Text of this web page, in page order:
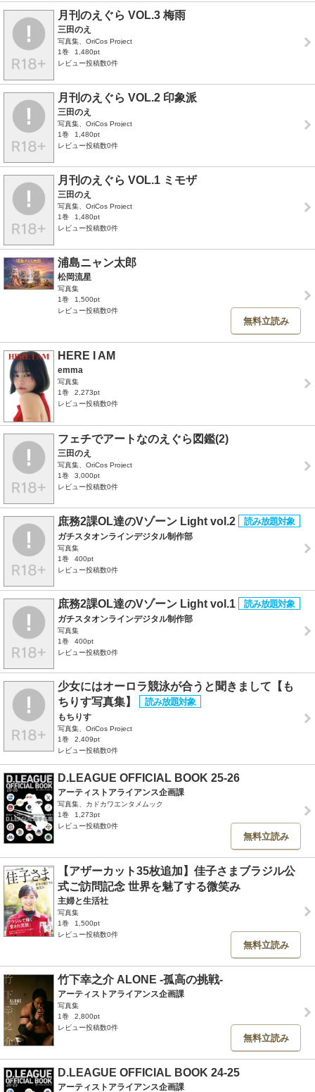
月刊のえぐら VOL.3 梅雨
三田のえ
写真集、OriCos Project
1巻
1,480pt
レビュー投稿数0件
月刊のえぐら VOL.2 印象派
三田のえ
写真集、OriCos Project
1巻
1,480pt
レビュー投稿数0件
月刊のえぐら VOL.1 ミモザ
三田のえ
写真集、OriCos Project
1巻
1,480pt
レビュー投稿数0件
浦島ニャン太郎
松岡流星
写真集
1巻
1,500pt
レビュー投稿数0件
無料立読み
HERE I AM
emma
写真集
1巻
2,273pt
レビュー投稿数0件
フェチでアートなのえぐら図鑑(2)
三田のえ
写真集、OriCos Project
1巻
3,000pt
レビュー投稿数0件
庶務2課OL達のVゾーン Light vol.2
ガチスタオンラインデジタル制作部
写真集
1巻
400pt
レビュー投稿数0件
庶務2課OL達のVゾーン Light vol.1
ガチスタオンラインデジタル制作部
写真集
1巻
400pt
レビュー投稿数0件
少女にはオーロラ競泳が合うと聞きまして【も
ちりす写真集】
もちりす
写真集、OriCos Project
1巻
2,409pt
レビュー投稿数0件
D.LEAGUE OFFICIAL BOOK 25-26
アーティストアライアンス企画課
写真集、カドカワエンタメムック
1巻
1,273pt
レビュー投稿数0件
無料立読み
【アザーカット35枚追加】佳子さまブラジル公
式ご訪問記念 世界を魅了する微笑み
主婦と生活社
写真集
1巻
1,500pt
レビュー投稿数0件
無料立読み
竹下幸之介 ALONE -孤高の挑戦-
アーティストアライアンス企画課
写真集
1巻
2,800pt
レビュー投稿数0件
無料立読み
D.LEAGUE OFFICIAL BOOK 24-25
アーティストアライアンス企画課